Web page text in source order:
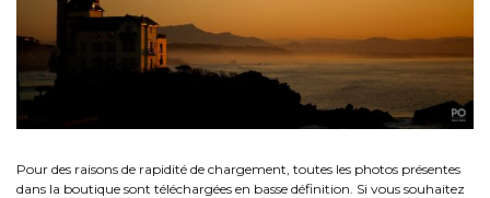
Pour des raisons de rapidité de chargement, toutes les photos présentes
dans la boutique sont téléchargées en basse définition. Si vous souhaitez